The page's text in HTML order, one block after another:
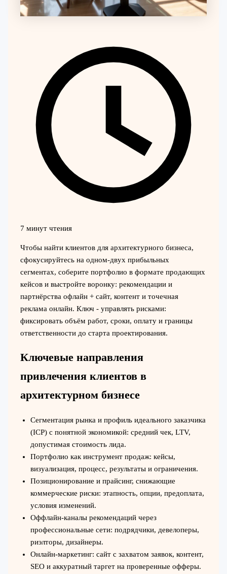
7 минут чтения
Чтобы найти клиентов для архитектурного бизнеса,
сфокусируйтесь на одном-двух прибыльных
сегментах, соберите портфолио в формате продающих
кейсов и выстройте воронку: рекомендации и
партнёрства офлайн + сайт, контент и точечная
реклама онлайн. Ключ - управлять рисками:
фиксировать объём работ, сроки, оплату и границы
ответственности до старта проектирования.
Ключевые направления
привлечения клиентов в
архитектурном бизнесе
Сегментация рынка и профиль идеального заказчика
(ICP) с понятной экономикой: средний чек, LTV,
допустимая стоимость лида.
Портфолио как инструмент продаж: кейсы,
визуализация, процесс, результаты и ограничения.
Позиционирование и прайсинг, снижающие
коммерческие риски: этапность, опции, предоплата,
условия изменений.
Оффлайн-каналы рекомендаций через
профессиональные сети: подрядчики, девелоперы,
риэлторы, дизайнеры.
Онлайн-маркетинг: сайт с захватом заявок, контент,
SEO и аккуратный таргет на проверенные офферы.